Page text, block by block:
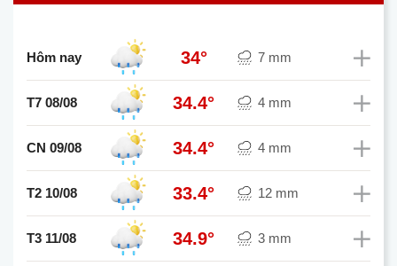
Hôm nay 34° 7 mm
T7 08/08 34.4° 4 mm
CN 09/08 34.4° 4 mm
T2 10/08 33.4° 12 mm
T3 11/08 34.9° 3 mm